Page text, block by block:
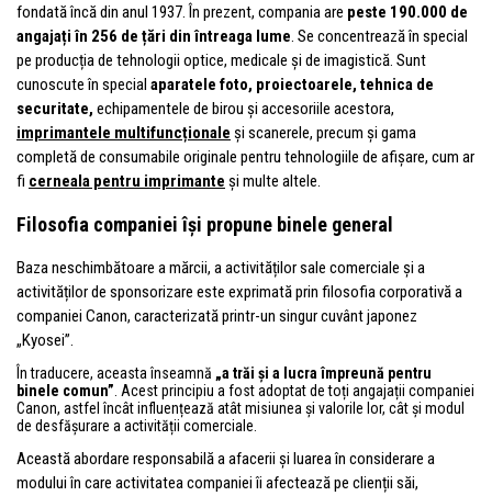
fondată încă din anul 1937. În prezent, compania are peste 190.000 de
angajați în 256 de țări din întreaga lume. Se concentrează în special
pe producția de tehnologii optice, medicale și de imagistică. Sunt
cunoscute în special aparatele foto, proiectoarele, tehnica de
securitate, echipamentele de birou și accesoriile acestora,
imprimantele multifuncționale și scanerele, precum și gama
completă de consumabile originale pentru tehnologiile de afișare, cum ar
fi cerneala pentru imprimante și multe altele.
Filosofia companiei își propune binele general
Baza neschimbătoare a mărcii, a activităților sale comerciale și a
activităților de sponsorizare este exprimată prin filosofia corporativă a
companiei Canon, caracterizată printr-un singur cuvânt japonez
„Kyosei”.
În traducere, aceasta înseamnă „a trăi și a lucra împreună pentru
binele comun”. Acest principiu a fost adoptat de toți angajații companiei
Canon, astfel încât influențează atât misiunea și valorile lor, cât și modul
de desfășurare a activității comerciale.
Această abordare responsabilă a afacerii și luarea în considerare a
modului în care activitatea companiei îi afectează pe clienții săi,